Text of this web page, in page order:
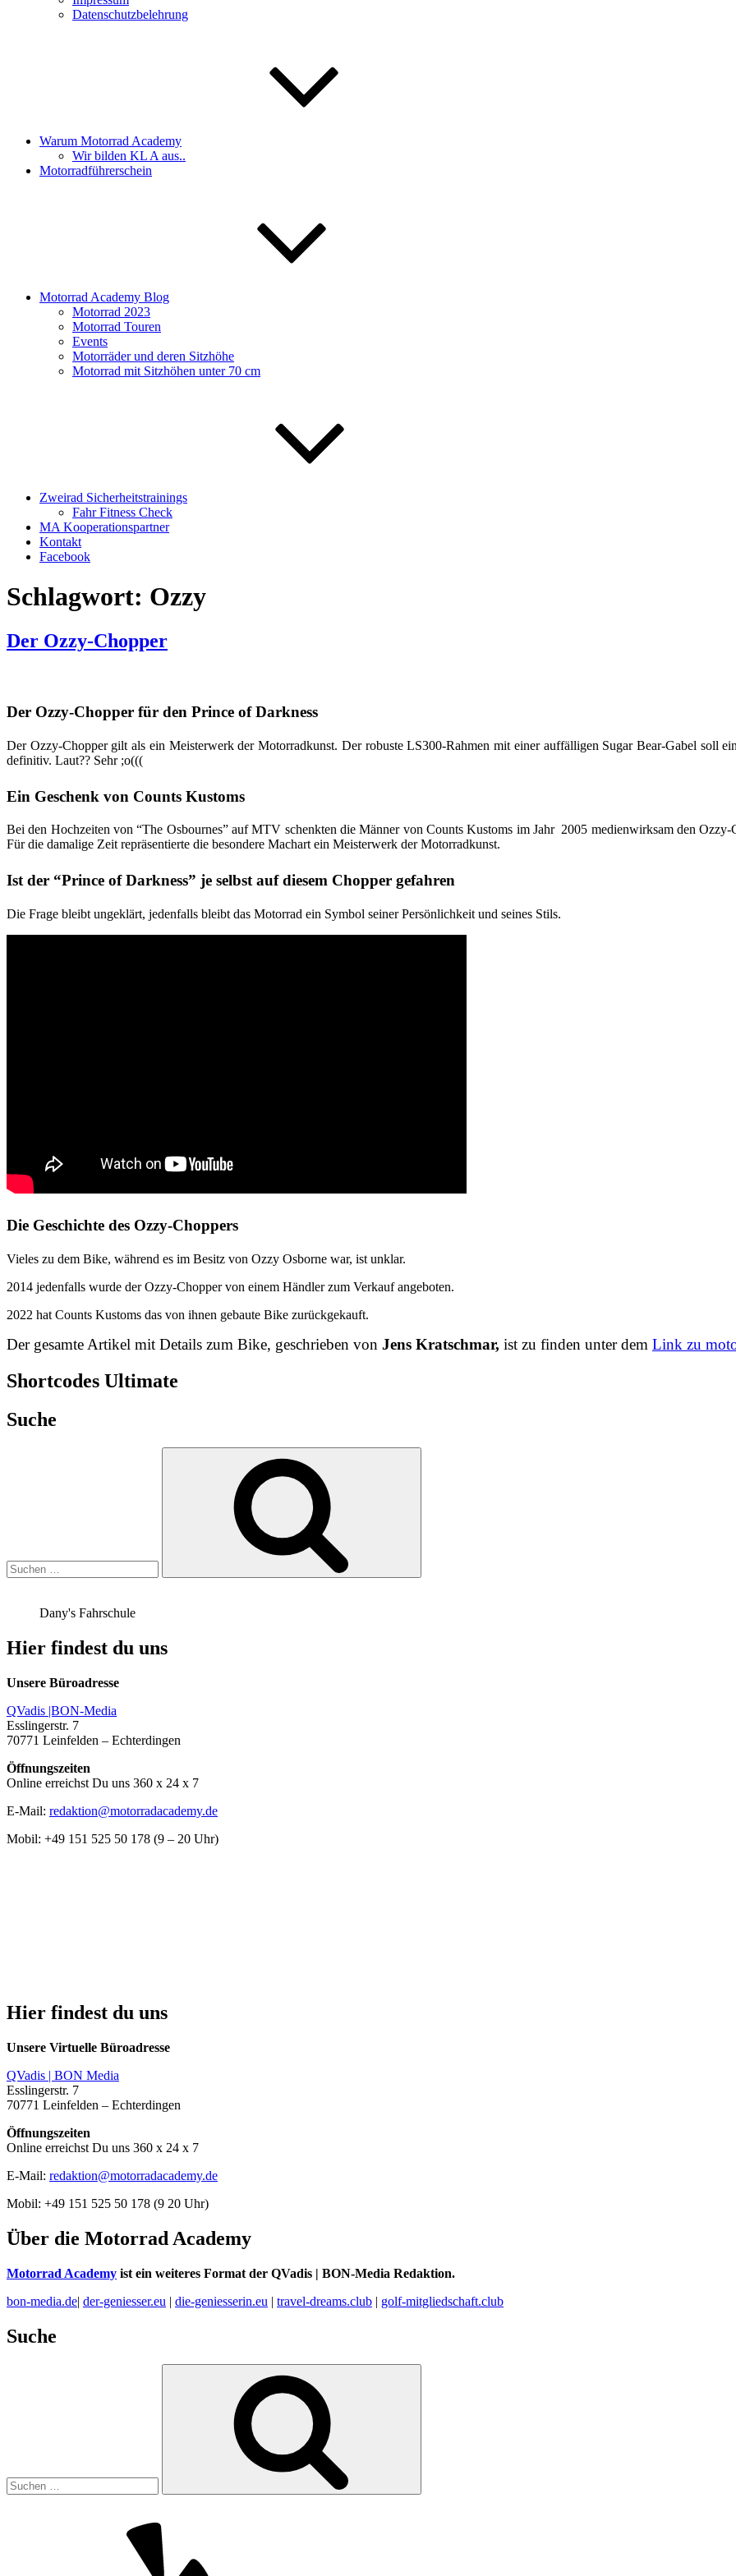
Datenschutzbelehrung
Warum Motorrad Academy
Wir bilden KL A aus..
Motorradführerschein
Motorrad Academy Blog
Motorrad 2023
Motorrad Touren
Events
Motorräder und deren Sitzhöhe
Motorrad mit Sitzhöhen unter 70 cm
Zweirad Sicherheitstrainings
Fahr Fitness Check
MA Kooperationspartner
Kontakt
Facebook
Schlagwort: Ozzy
Der Ozzy-Chopper
Der Ozzy-Chopper für den Prince of Darkness
Der Ozzy-Chopper gilt als ein Meisterwerk der Motorradkunst. Der robuste LS300-Rahmen mit einer auffälligen Sugar Bear-Gabel soll
definitiv. Laut?? Sehr ;o(((
Ein Geschenk von Counts Kustoms
Bei den Hochzeiten von “The Osbournes” auf MTV schenkten die Männer von Counts Kustoms im Jahr 2005 medienwirksam den Ozzy-
Für die damalige Zeit repräsentierte die besondere Machart ein Meisterwerk der Motorradkunst.
Ist der “Prince of Darkness” je selbst auf diesem Chopper gefahren
Die Frage bleibt ungeklärt, jedenfalls bleibt das Motorrad ein Symbol seiner Persönlichkeit und seines Stils.
Die Geschichte des Ozzy-Choppers
Vieles zu dem Bike, während es im Besitz von Ozzy Osborne war, ist unklar.
2014 jedenfalls wurde der Ozzy-Chopper von einem Händler zum Verkauf angeboten.
2022 hat Counts Kustoms das von ihnen gebaute Bike zurückgekauft.
Der gesamte Artikel mit Details zum Bike, geschrieben von Jens Kratschmar, ist zu finden unter dem Link zu
Shortcodes Ultimate
Suche
Dany's Fahrschule
Hier findest du uns
Unsere Büroadresse
QVadis |BON-Media
Esslingerstr. 7
70771 Leinfelden – Echterdingen
Öffnungszeiten
Online erreichst Du uns 360 x 24 x 7
E-Mail: redaktion@motorradacademy.de
Mobil: +49 151 525 50 178 (9 – 20 Uhr)
Hier findest du uns
Unsere Virtuelle Büroadresse
QVadis | BON Media
Esslingerstr. 7
70771 Leinfelden – Echterdingen
Öffnungszeiten
Online erreichst Du uns 360 x 24 x 7
E-Mail: redaktion@motorradacademy.de
Mobil: +49 151 525 50 178 (9 20 Uhr)
Über die Motorrad Academy
Motorrad Academy ist ein weiteres Format der QVadis | BON-Media Redaktion.
bon-media.de| der-geniesser.eu | die-geniesserin.eu | travel-dreams.club | golf-mitgliedschaft.club
Suche